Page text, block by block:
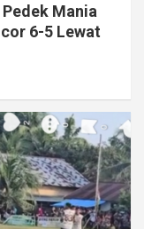
Mania
6-5 Lewat